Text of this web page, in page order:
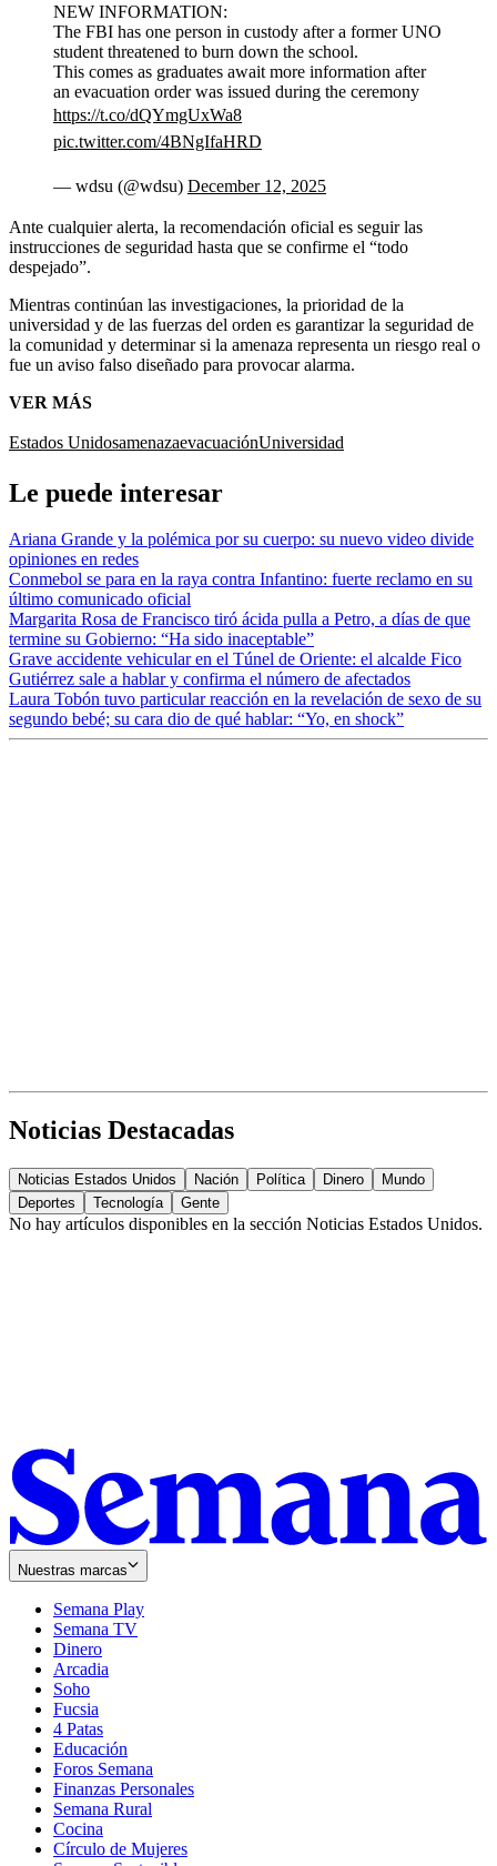
NEW INFORMATION:
The FBI has one person in custody after a former UNO
student threatened to burn down the school.
This comes as graduates await more information after
an evacuation order was issued during the ceremony
https://t.co/dQYmgUxWa8
pic.twitter.com/4BNgIfaHRD
— wdsu (@wdsu) December 12, 2025
Ante cualquier alerta, la recomendación oficial es seguir las
instrucciones de seguridad hasta que se confirme el “todo
despejado”.
Mientras continúan las investigaciones, la prioridad de la
universidad y de las fuerzas del orden es garantizar la seguridad de
la comunidad y determinar si la amenaza representa un riesgo real o
fue un aviso falso diseñado para provocar alarma.
VER MÁS
Estados UnidosamenazaevacuaciónUniversidad
Le puede interesar
Ariana Grande y la polémica por su cuerpo: su nuevo video divide
opiniones en redes
Conmebol se para en la raya contra Infantino: fuerte reclamo en su
último comunicado oficial
Margarita Rosa de Francisco tiró ácida pulla a Petro, a días de que
termine su Gobierno: “Ha sido inaceptable”
Grave accidente vehicular en el Túnel de Oriente: el alcalde Fico
Gutiérrez sale a hablar y confirma el número de afectados
Laura Tobón tuvo particular reacción en la revelación de sexo de su
segundo bebé; su cara dio de qué hablar: “Yo, en shock”
Noticias Destacadas
Noticias Estados Unidos Nación Política Dinero
Mundo
Deportes
Tecnología Gente
No hay artículos disponibles en la sección Noticias Estados Unidos.
Nuestras marcas
Semana Play
Semana TV
Dinero
Arcadia
Soho
in
new
window
Fucsia
in
new
window
4 Patas
Educación
Foros Semana
Finanzas Personales
Semana Rural
Cocina
Círculo de Mujeres